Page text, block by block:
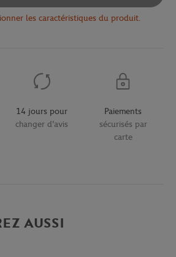
les caractéristiques du produit.
14 jours pour
changer d'avis
Paiements
sécurisés par
carte
AUSSI